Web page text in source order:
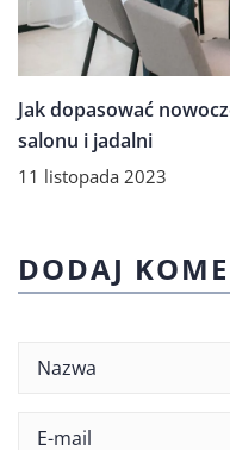
Jak dopasować
salonu i jadalni
11 listopada 2023
DODAJ